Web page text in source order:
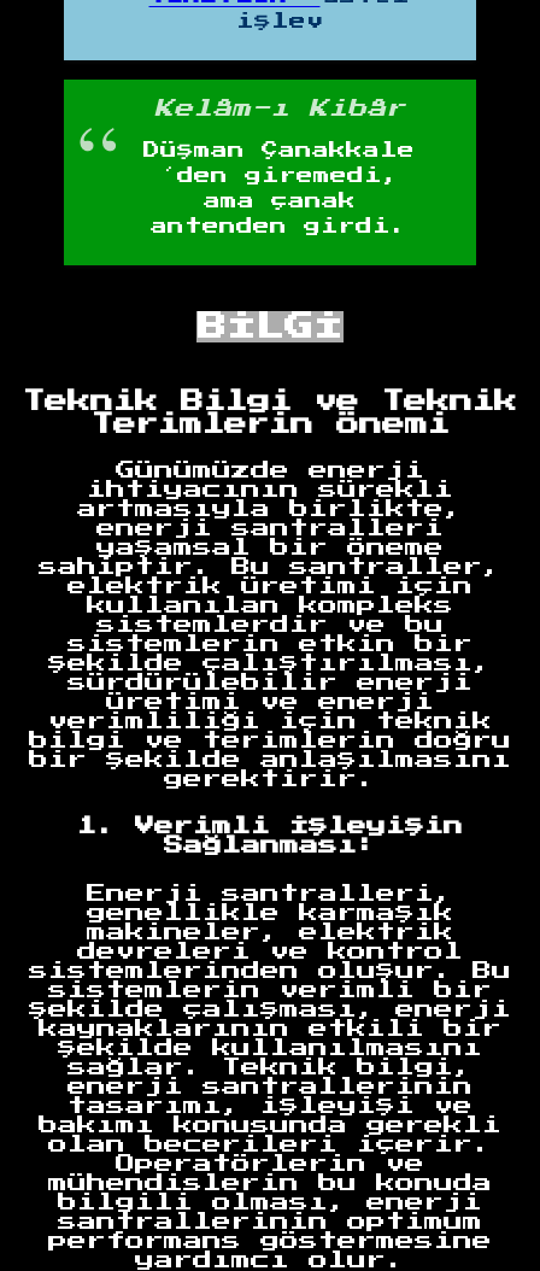
işlev
Kelâm-ı Kibâr
Düşman Çanakkale
´den giremedi,
ama çanak
antenden girdi.
BİLGİ
Teknik Bilgi ve Teknik
Terimlerin Önemi
Günümüzde enerji
ihtiyacının sürekli
artmasıyla birlikte,
enerji santralleri
yaşamsal bir öneme
sahiptir. Bu santraller,
elektrik üretimi için
kullanılan kompleks
sistemlerdir ve bu
sistemlerin etkin bir
şekilde çalıştırılması,
sürdürülebilir enerji
üretimi ve enerji
verimliliği için teknik
bilgi ve terimlerin doğru
bir şekilde anlaşılmasını
gerektirir.
1. Verimli İşleyişin
Sağlanması:
Enerji santralleri,
genellikle karmaşık
makineler, elektrik
devreleri ve kontrol
sistemlerinden oluşur. Bu
sistemlerin verimli bir
şekilde çalışması, enerji
kaynaklarının etkili bir
şekilde kullanılmasını
sağlar. Teknik bilgi,
enerji santrallerinin
tasarımı, işleyişi ve
bakımı konusunda gerekli
olan becerileri içerir.
Operatörlerin ve
mühendislerin bu konuda
bilgili olması, enerji
santrallerinin optimum
performans göstermesine
yardımcı olur.